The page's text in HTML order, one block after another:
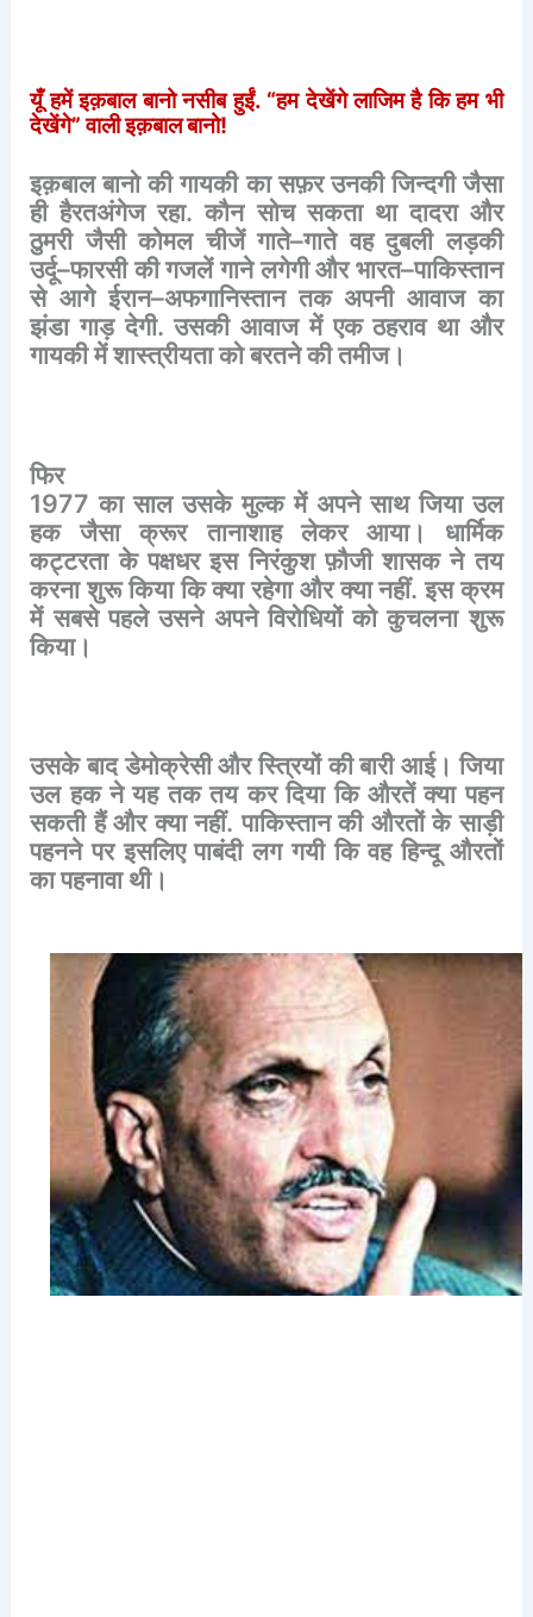
यूँ हमें इक़बाल बानो नसीब हुईं. “हम देखेंगे लाजिम है कि हम भी
देखेंगे”वालीइक़बालबानो!
इक़बाल बानो की गायकी का सफ़र उनकी जिन्दगी जैसा
ही हैरतअंगेज रहा.कौन सोच सकता था दादरा और
ठुमरी जैसी कोमल चीजें गाते–गाते वह दुबली लड़की
उर्दू–फारसी की गजलें गाने लगेगी और भारत–पाकिस्तान
से आगे ईरान–अफगानिस्तान तक अपनी आवाज का
झंडा गाड़ देगी.उसकी आवाज में एक ठहराव था और
गायकीमेंशास्त्रीयताकोबरतनेकीतमीज।
फिर
1977का साल उसके मुल्क में अपने साथ जिया उल
हक
जैसा क्रूर तानाशाह लेकर आया।
धार्मिक
कट्टरता के पक्षधर इस निरंकुश फ़ौजी शासक ने तय
करना शुरू किया कि क्या रहेगा और क्या नहीं.इस क्रम
में सबसे पहले उसने अपने विरोधियों को कुचलना शुरू
किया।
उसके बाद डेमोक्रेसी और स्त्रियों की बारी आई। जिया
उल हक ने यह तक तय कर दिया कि औरतें क्या पहन
सकती हैं और क्या नहीं.पाकिस्तान की औरतों के साड़ी
पहनने पर इसलिए पाबंदी लग गयी कि वह हिन्दू औरतों
कापहनावा थी।